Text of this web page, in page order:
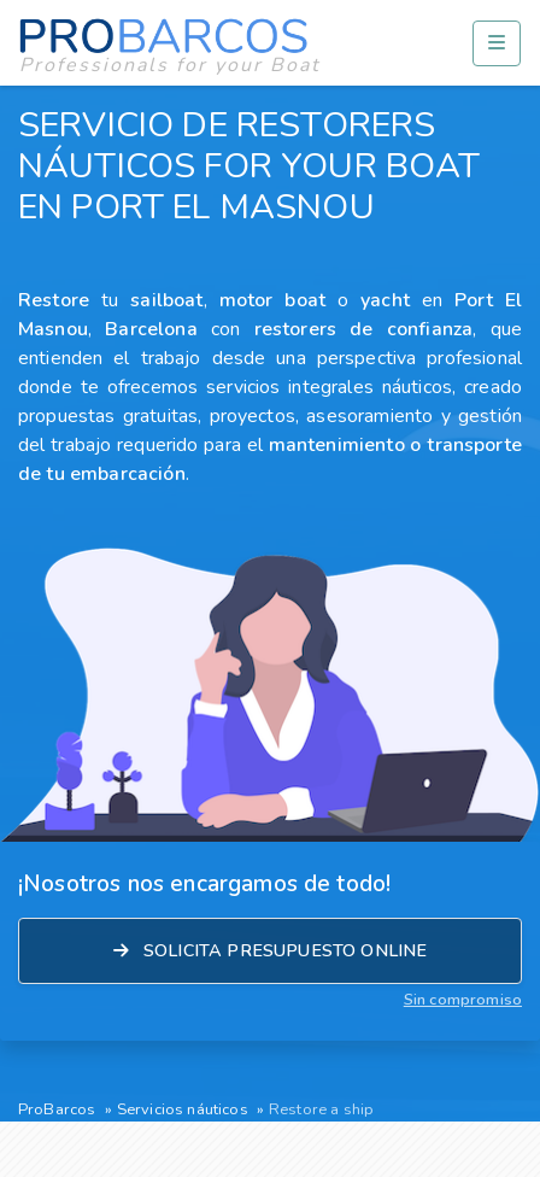
Professionals for your Boat
SERVICIO DE RESTORERS
NÁUTICOS FOR YOUR BOAT
EN PORT EL MASNOU
Restore tusailboat, motor boatoyachten Port El
Masnou, Barcelona con restorers de confianza, que
entienden el trabajo desde una perspectiva profesional
donde te ofrecemos servicios integrales náuticos, creado
propuestas gratuitas, proyectos, asesoramiento y gestión
del trabajo requerido para el mantenimiento o transporte
de tu embarcación.
¡Nosotros nos encargamos de todo!
SOLICITA PRESUPUESTO ONLINE
Sin compromiso
ProBarcos Servicios náuticos Restore a ship